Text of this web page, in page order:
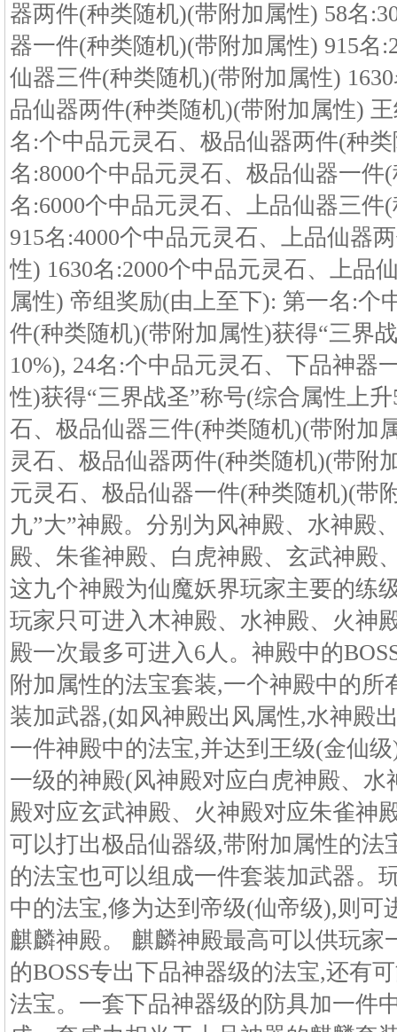
器两件(种类随机)(带附加属性) 58名
器一件(种类随机)(带附加属性) 915名
仙器三件(种类随机)(带附加属性)
品仙器两件(种类随机)(带附加属性)
名:个中品元灵石、极品仙器两件(种
名:8000个中品元灵石、极品仙器一件
名:6000个中品元灵石、上品仙器三
915名:4000个中品元灵石、上品仙器
性) 1630名:2000个中品元灵石、上品
属性) 帝组奖励(由上至下): 第一名:个
件(种类随机)(带附加属性)获得“三界
10%), 24名:个中品元灵石、下品神器
性)获得“三界战圣”称号(综合属性上
石、极品仙器三件(种类随机)(带附加
灵石、极品仙器两件(种类随机)(带附
元灵石、极品仙器一件(种类随机)(带
九”大”神殿。分别为风神殿、水神殿
殿、朱雀神殿、白虎神殿、玄武神殿
这九个神殿为仙魔妖界玩家主要的练
玩家只可进入木神殿、水神殿、火神
殿一次最多可进入6人。神殿中的
附加属性的法宝套装,一个神殿中的所
装加武器,(如风神殿出风属性,水神殿
一件神殿中的法宝,并达到王级(金仙
一级的神殿(风神殿对应白虎神殿、
殿对应玄武神殿、火神殿对应朱雀神
可以打出极品仙器级,带附加属性的法
的法宝也可以组成一件套装加武器。
中的法宝,修为达到帝级(仙帝级),则
麒麟神殿。 麒麟神殿最高可以供玩家
的BOSS专出下品神器级的法宝,还有
法宝。一套下品神器级的防具加一件